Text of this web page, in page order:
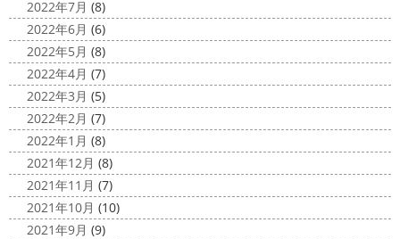
ットが完成しました
ゃんも一緒にパチリ
2022年7月 (8)
2022年6月 (6)
2022年5月 (8)
2022年4月 (7)
2022年3月 (5)
2022年2月 (7)
2022年1月 (8)
2021年12月 (8)
2021年11月 (7)
2021年10月 (10)
2021年9月 (9)